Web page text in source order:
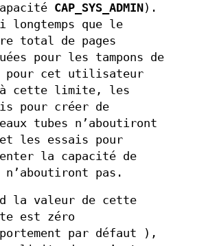
CAP_SYS_ADMIN).
longtemps que le
total de pages
pour les tampons de
pour cet utilisateur
cette limite, les
pour créer de
tubes n’aboutiront
les essais pour
la capacité de
n’aboutiront pas.
la valeur de cette
est zéro
par défaut ),